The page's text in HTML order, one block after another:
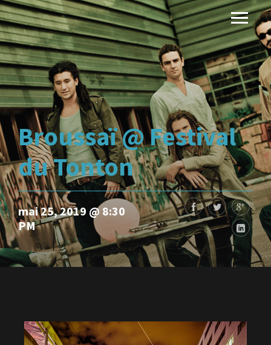
Broussaï @ Festival
du Tonton
mai 25, 2019 @ 8:30
PM